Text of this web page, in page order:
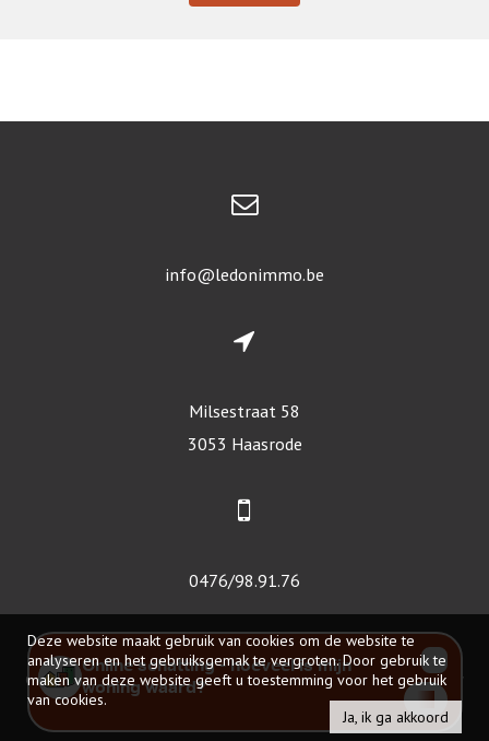
info@ledonimmo.be
Milsestraat 58
3053 Haasrode
0476/98.91.76
© 2026 - Led-On-Immo -Developed by Zabun-Disclaimer-Privacy policy
Deze website maakt gebruik van cookies om de website te
analyseren en het gebruiksgemak te vergroten. Door gebruik te
maken van deze website geeft u toestemming voor het gebruik
van cookies.
Ja, ik ga akkoord